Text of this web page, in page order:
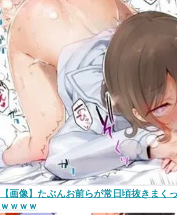
【画像】たぶんお前らが常日頃抜きまく
ｗｗｗｗ